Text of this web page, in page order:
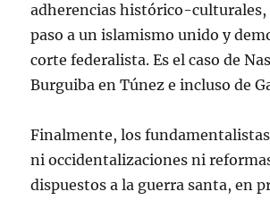
adherencias histórico-culturales,
paso a un islamismo unido y
corte federalista. Es el caso de
Burguiba en Túnez e incluso de
Finalmente, los
ni occidentalizaciones ni
dispuestos a la guerra santa, en